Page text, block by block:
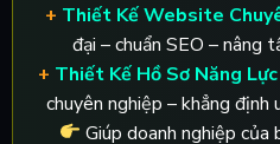
+ Thiết Kế Website
đại – chuẩn SEO – nâng
+ Thiết Kế Hồ Sơ Năng
chuyên nghiệp – khẳng định
Giúp doanh nghiệp của